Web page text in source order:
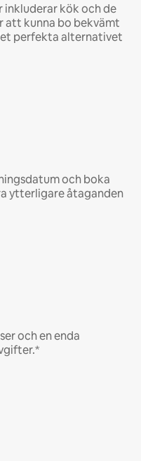
inkluderar kök och de
att kunna bo bekvämt
perfekta alternativet
och boka
ytterligare åtaganden
och en enda